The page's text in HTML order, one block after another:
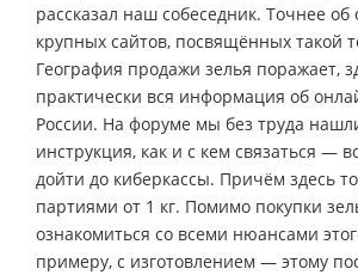
рассказал наш собеседник. Точнее
крупных сайтов, посвящённых такой
География продажи зелья поражает,
практически вся информация об
России. На форуме мы без труда
инструкция, как и с кем связаться —
дойти до киберкассы. Причём здесь
партиями от 1 кг. Помимо покупки
ознакомиться со всеми нюансами
примеру, с изготовлением — этому